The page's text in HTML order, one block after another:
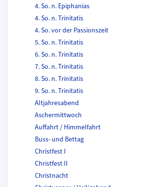
4. So. n. Epiphanias
4. So. n. Trinitatis
4. So. vor der Passionszeit
5. So. n. Trinitatis
6. So. n. Trinitatis
7. So. n. Trinitatis
8. So. n. Trinitatis
9. So. n. Trinitatis
Altjahresabend
Aschermittwoch
Auffahrt / Himmelfahrt
Buss- und Bettag
Christfest I
Christfest II
Christnacht